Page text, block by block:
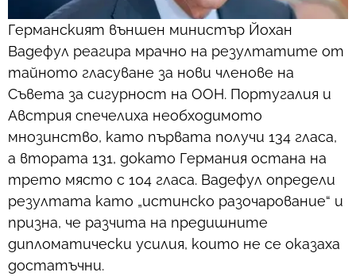
Германският външен министър Йохан
Вадефул реагира мрачно на резултатите от
тайното гласуване за нови членове на
Съвета за сигурност на ООН. Португалия и
Австрия спечелиха необходимото
мнозинство, като първата получи 134 гласа,
а втората 131, докато Германия остана на
трето място с 104 гласа. Вадефул определи
резултата като „истинско разочарование“ и
призна, че разчита на предишните
дипломатически усилия, които не се оказаха
достатъчни.